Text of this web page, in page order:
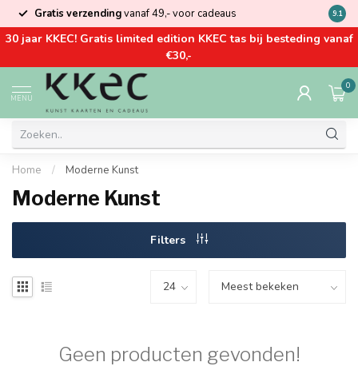
Gratis verzendingvanaf 49,- voor cadeaus Kom
9.1
30 jaar KKEC! Gratis limited edition KKEC tas bij besteding vanaf
€30,-
MENU
0
Home / Moderne Kunst
Moderne Kunst
Filters
Geen producten gevonden!